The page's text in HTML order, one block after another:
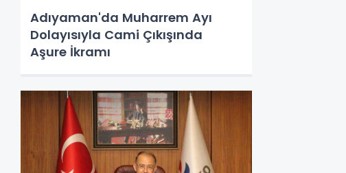
Adıyaman'da Muharrem Ayı
Dolayısıyla Cami Çıkışında
Aşure İkramı